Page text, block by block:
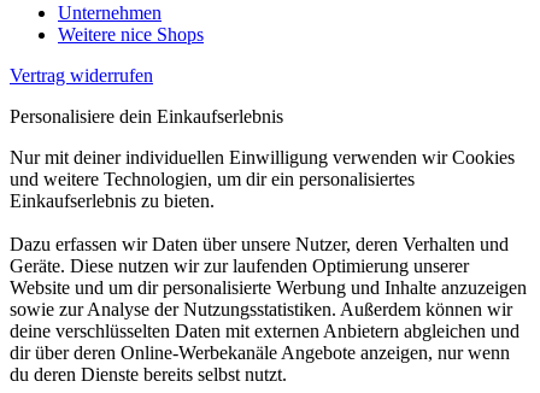
Unternehmen
Weitere nice Shops
Vertrag widerrufen
Personalisiere dein Einkaufserlebnis
Nur mit deiner individuellen Einwilligung verwenden wir Cookies
und weitere Technologien, um dir ein personalisiertes
Einkaufserlebnis zu bieten.
Dazu erfassen wir Daten über unsere Nutzer, deren Verhalten und
Geräte. Diese nutzen wir zur laufenden Optimierung unserer
Website und um dir personalisierte Werbung und Inhalte anzuzeigen
sowie zur Analyse der Nutzungsstatistiken. Außerdem können wir
deine verschlüsselten Daten mit externen Anbietern abgleichen und
dir über deren Online-Werbekanäle Angebote anzeigen, nur wenn
du deren Dienste bereits selbst nutzt.